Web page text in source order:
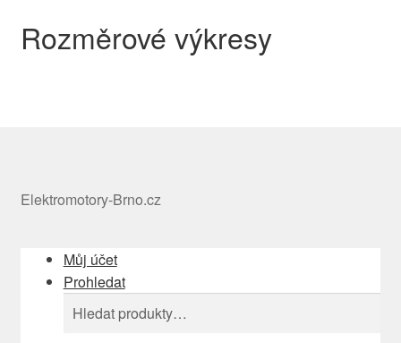
Rozměrové výkresy
Elektromotory-Brno.cz
Můj účet
Prohledat
Hledat:
Hledat